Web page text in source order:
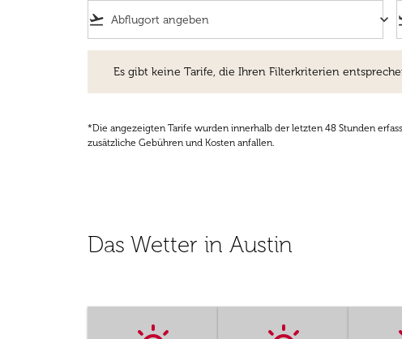
flight_takeoff keyboard_arrow_down
Es gibt keine Tarife, die Ihren Filterkriterien
*Die angezeigten Tarife wurden innerhalb der letzten 48 Stunden
zusätzliche Gebühren und Kosten anfallen.
Das Wetter in Austin